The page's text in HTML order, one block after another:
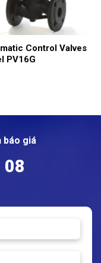
Control Valves
PV16G
báo giá
08